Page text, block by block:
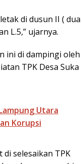
di dusun II ( dua
L.5,” ujarnya.
ini di dampingi oleh
TPK Desa Suka
Utara
Korupsi
selesaikan TPK